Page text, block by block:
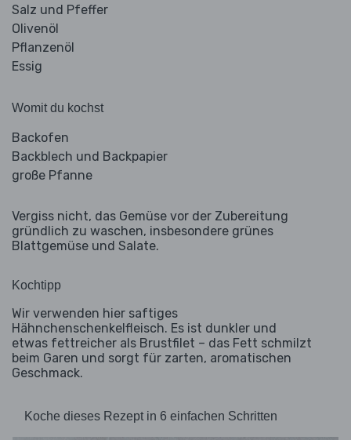
Salz und Pfeffer
Olivenöl
Pflanzenöl
Essig
Womit du kochst
Backofen
Backblech und Backpapier
große Pfanne
Vergiss nicht, das Gemüse vor der Zubereitung
gründlich zu waschen, insbesondere grünes
Blattgemüse und Salate.
Kochtipp
Wir verwenden hier saftiges
Hähnchenschenkelfleisch. Es ist dunkler und
etwas fettreicher als Brustfilet – das Fett schmilzt
beim Garen und sorgt für zarten, aromatischen
Geschmack.
Koche dieses Rezept in 6 einfachen Schritten